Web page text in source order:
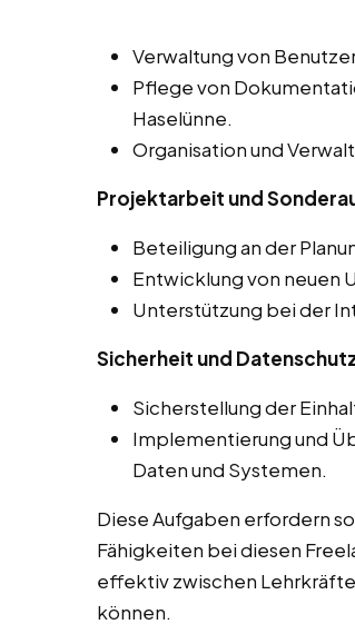
Verwaltung von
Pflege von
Haselünne.
Organisation und
Projektarbeit und
Beteiligung an der
Entwicklung von neuen
Unterstützung bei der
Sicherheit und
Sicherstellung der
Implementierung und
Daten und Systemen.
Diese Aufgaben erfordern
Fähigkeiten bei diesen
effektiv zwischen
können.